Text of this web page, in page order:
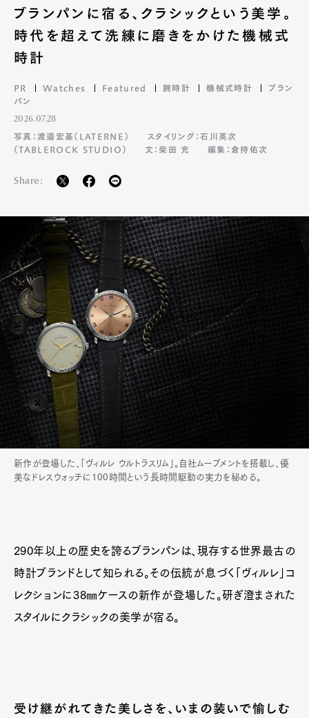
ブランパンに宿る、クラシックという美学。
時代を超えて洗練に磨きをかけた機械式
時計
PR Watches Featured 腕時計 機械式時計
ブラン
パン
2026.07.28
写真：渡邉宏基（LATERNE）
スタイリング：石川英次
（TABLEROCK STUDIO）
文：柴田 充 編集：倉持佑次
Share:
新作が登場した、「ヴィルレ ウルトラスリム」。自社ムーブメントを搭載し、優
美なドレスウォッチに100時間という長時間駆動の実力を秘める。
290年以上の歴史を誇るブランパンは、現存する世界最古の
時計ブランドとして知られる。その伝統が息づく「ヴィルレ」コ
レクションに38㎜ケースの新作が登場した。研ぎ澄まされた
スタイルにクラシックの美学が宿る。
受け継がれてきた美しさを、いまの装いで愉しむ